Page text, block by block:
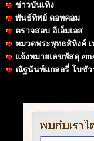
ข่าวบันเทิง
พันธ์ทิพย์ ดอทคอม
ตรวจสอบ อีเอ็มเอส
หมวดพระพุทธสิหิงค์
แจ้งหมายเลขพัสดุ
ณัฐนันท์แกลอรี่ โบชัว